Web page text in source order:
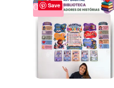
Save
OFERTA